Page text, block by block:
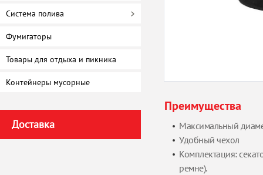
Система полива
Фумигаторы
Товары для отдыха и пикника
Контейнеры мусорные
Доставка
Преимущества
Максимальный
Удобный чехол
Комплектация:
ремне).